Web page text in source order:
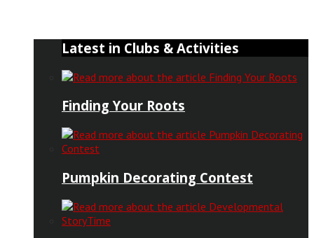
Latest in Clubs & Activities
Finding Your Roots
Pumpkin Decorating Contest